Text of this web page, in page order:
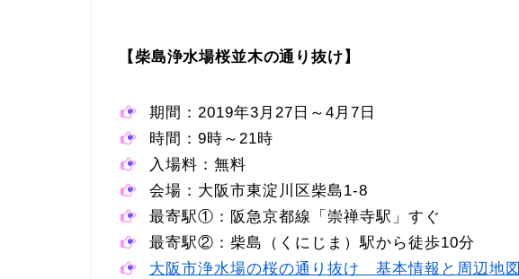
【柴島浄水場桜並木の通り抜け】
期間：2019年3月27日～4月7日
時間：9時～21時
入場料：無料
会場：大阪市東淀川区柴島1-8
最寄駅①：阪急京都線「崇禅寺駅」すぐ
最寄駅②：柴島（くにじま）駅から徒歩10分
大阪市浄水場の桜の通り抜け 基本情報と周辺地図